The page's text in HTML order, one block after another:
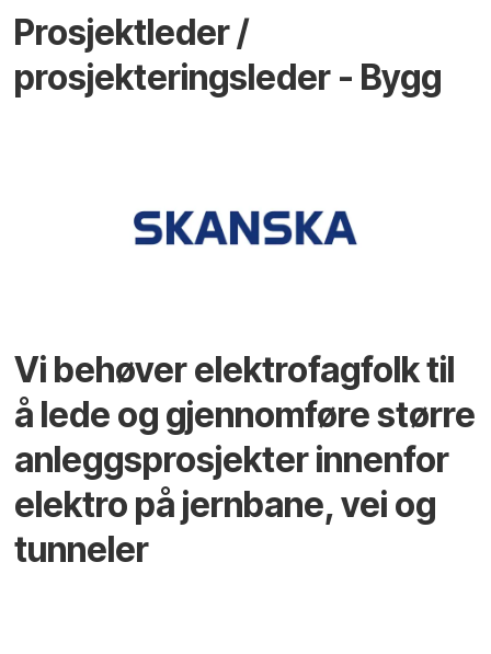
Prosjektleder /
prosjekteringsleder - Bygg
Vi behøver elektrofagfolk til
å lede og gjennomføre større
anleggsprosjekter innenfor
elektro på jernbane, vei og
tunneler